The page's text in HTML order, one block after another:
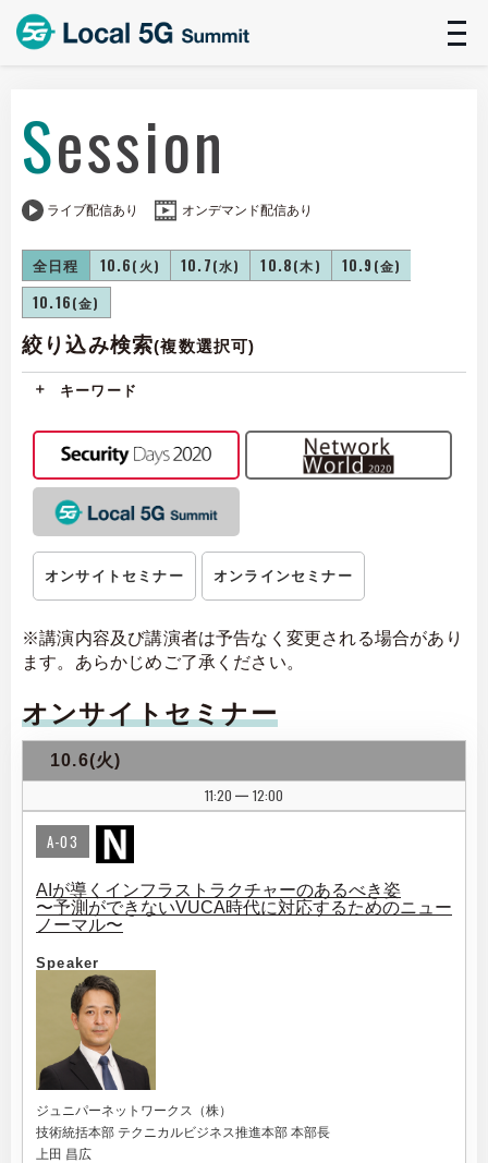
Session
全日程 10.6(火) 10.7(水) 10.8(木) 10.9 (金)
10.16(金)
ライブ配信あり オンデマンド配信あり
絞り込み検索(複数選択可)
キーワード
オンサイトセミナー オンラインセミナー
※講演内容及び講演者は予告なく変更される場合があり
ます。あらかじめご了承ください。
オンサイトセミナー
10.6(火)
11:20
| 12:00
A-03
AIが導くインフラストラクチャーのあるべき姿
〜予測ができないVUCA時代に対応するためのニュー
ノーマル〜
Speaker
ジュニパーネットワークス（株）
技術統括本部 テクニカルビジネス推進本部 本部長
上田 昌広